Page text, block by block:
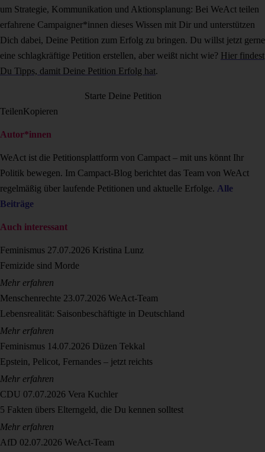
um Strategie, Kommunikation und Aktionsplanung: Bei WeAct teilen
erfahrene Campaigner*innen dieses Wissen mit Dir und unterstützen
Dich dabei, Deine Petition zum Erfolg zu bringen. Du willst jetzt gerne
eine schlagkräftige Petition erstellen, aber weißt nicht wie? Hier findest
Du Tipps, damit Deine Petition Erfolg hat.
Starte Deine Petition
TeilenKopieren
Autor*innen
WeAct ist die Petitionsplattform von Campact – mit uns könnt Ihr
Politik bewegen. Im Campact-Blog berichtet das Team von WeAct
regelmäßig über laufende Petitionen und aktuelle Erfolge. Alle
Beiträge
Auch interessant
Feminismus 27.07.2026 Kristina Lunz
Femizide sind Morde
Mehr erfahren
Menschenrechte 23.07.2026 WeAct-Team
Lebensrealität: Saisonbeschäftigte in Deutschland
Mehr erfahren
Feminismus 14.07.2026 Düzen Tekkal
Epstein, Pelicot, Fernandes – jetzt reichts
Mehr erfahren
CDU 07.07.2026 Vera Kuchler
5 Fakten übers Elterngeld, die Du kennen solltest
Mehr erfahren
AfD 02.07.2026 WeAct-Team